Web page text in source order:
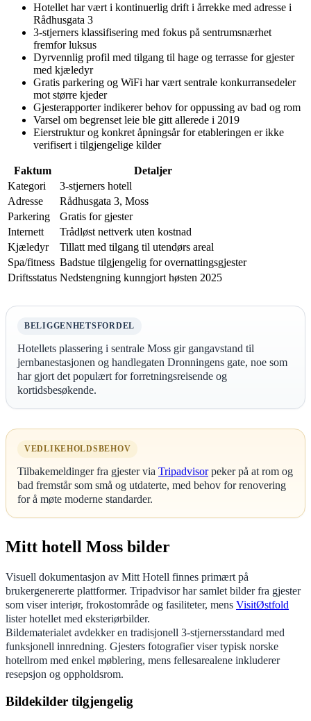
Hotellet har vært i kontinuerlig drift i årrekke med adresse i
Rådhusgata 3
3-stjerners klassifisering med fokus på sentrumsnærhet
fremfor luksus
Dyrvennlig profil med tilgang til hage og terrasse for gjester
med kjæledyr
Gratis parkering og WiFi har vært sentrale konkurransedeler
mot større kjeder
Gjesterapporter indikerer behov for oppussing av bad og rom
Varsel om begrenset leie ble gitt allerede i 2019
Eierstruktur og konkret åpningsår for etableringen er ikke
verifisert i tilgjengelige kilder
Faktum
Detaljer
Kategori
3-stjerners hotell
Adresse
Rådhusgata 3, Moss
Parkering
Gratis for gjester
Internett
Trådløst nettverk uten kostnad
Kjæledyr
Tillatt med tilgang til utendørs areal
Spa/fitness Badstue tilgjengelig for overnattingsgjester
Driftsstatus Nedstengning kunngjort høsten 2025
BELIGGENHETSFORDEL
Hotellets plassering i sentrale Moss gir gangavstand til
jernbanestasjonen og handlegaten Dronningens gate, noe som
har gjort det populært for forretningsreisende og
kortidsbesøkende.
VEDLIKEHOLDSBEHOV
Tilbakemeldinger fra gjester via Tripadvisorpeker på at rom og
bad fremstår som små og utdaterte, med behov for renovering
for å møte moderne standarder.
Mitt hotell Moss bilder
Visuell dokumentasjon av Mitt Hotell finnes primært på
brukergenererte plattformer. Tripadvisor har samlet bilder fra gjester
som viser interiør, frokostområde og fasiliteter, mens VisitØstfold
lister hotellet med eksteriørbilder.
Bildematerialet avdekker en tradisjonell 3-stjernersstandard med
funksjonell innredning. Gjesters fotografier viser typisk norske
hotellrom med enkel møblering, mens fellesarealene inkluderer
resepsjon og oppholdsrom.
Bildekilder tilgjengelig